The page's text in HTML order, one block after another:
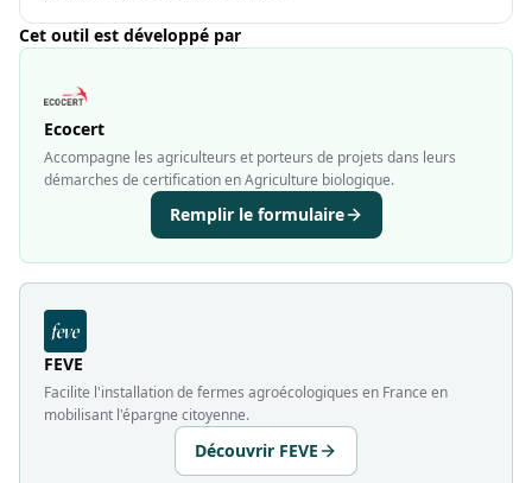
Cet outil est développé par
Ecocert
Accompagne les agriculteurs et porteurs de projets dans leurs
démarches de certification en Agriculture biologique.
Remplir le formulaire
FEVE
Facilite l'installation de fermes agroécologiques en France en
mobilisant l'épargne citoyenne.
Découvrir FEVE